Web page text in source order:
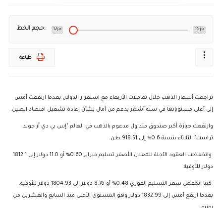
حجم الخط: 12px 15px
طباعة
تراجعت أسعار الذهب خلال تعاملات الأربعاء مع استقرار الدولار، بعدما ارتفعت أمس
إلى أعلى مستوياتها في ستة أشهر بدعم من آمال بشأن إعادة تشغيل اقتصاد الصين.
وارتفعت حيازة أكبر صندوق متداول مدعوم بالذهب في العالم "إس بي دي آر جولد
تراست" الثلاثاء بنسبة 0.6% إلى 918.51 طن.
وانخفضت العقود الآجلة للمعدن الأصفر تسليم فبراير 0.60% أو 11.0 دولار إلى 1812.1
دولار للأوقية.
كما انخفض سعر التسليم الفوري 0.48% أو 8.76 دولار إلى 1804.93 دولار للأوقية،
بعدما ارتفع أمس إلى 1832.99 دولار وهو المستوى الأعلى منذ السابع والعشرين من